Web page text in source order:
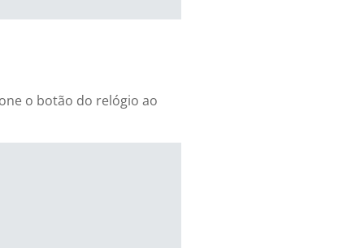
o botão do relógio ao